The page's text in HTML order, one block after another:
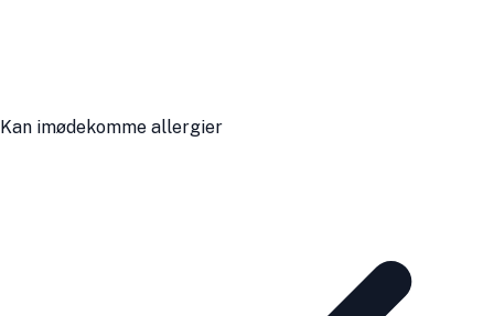
Kan imødekomme allergier